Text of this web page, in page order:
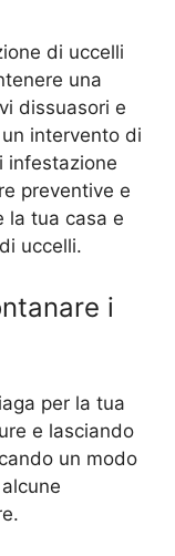
di uccelli
una
dissuasori e
intervento di
infestazione
preventive e
la tua casa e
uccelli.
i
per la tua
e lasciando
un modo